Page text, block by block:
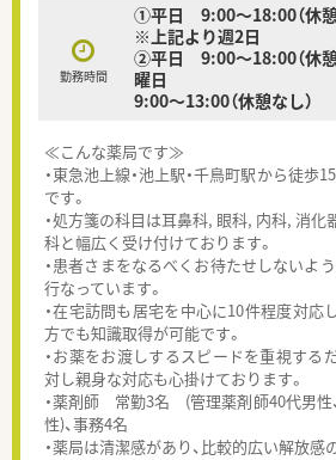
勤務時間
①平日 9:00～18:00（休憩
※上記より週2日
②平日 9:00～18:00（休
曜日
9:00～13:00（休憩なし）
≪こんな薬局です≫
・東急池上線・池上駅・千鳥町駅から徒歩
です。
・処方箋の科目は耳鼻科, 眼科, 内科, 消
科と幅広く受け付けております。
・患者さまをなるべくお待たせしないよ
行なっています。
・在宅訪問も居宅を中心に10件程度対応
方でも知識取得が可能です。
・お薬をお渡しするスピードを重視する
対し親身な対応も心掛けております。
・薬剤師 常勤3名 (管理薬剤師40代男性
性)、事務4名
・薬局は清潔感があり、比較的広い解放感